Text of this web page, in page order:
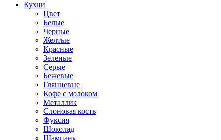
Кухни
Цвет
Белые
Черные
Желтые
Красные
Зеленые
Серые
Бежевые
Глянцевые
Кофе с молоком
Металлик
Слоновая кость
Фуксия
Шоколад
Шампань